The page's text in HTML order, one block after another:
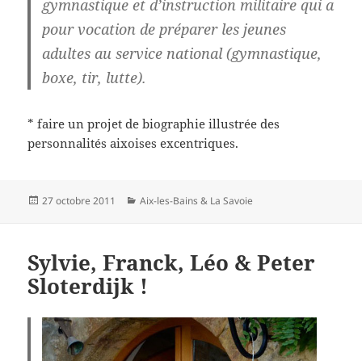
gymnastique et d’instruction militaire qui a
pour vocation de préparer les jeunes
adultes au service national (gymnastique,
boxe, tir, lutte).
* faire un projet de biographie illustrée des
personnalités aixoises excentriques.
Publié
27 octobre 2011 Catégories
Aix-les-Bains & La Savoie
Sylvie, Franck, Léo & Peter
Sloterdijk !